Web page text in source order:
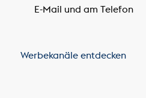
E-Mail und am Telefon
Werbekanäle entdecken